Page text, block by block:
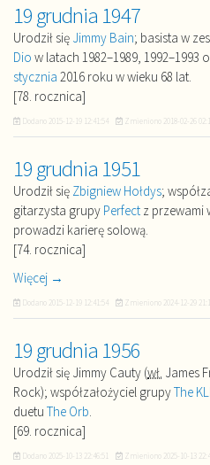
19 grudnia 1947
Urodził się Jimmy Bain; basista w
Dio w latach 1982–1989, 1992–1993
stycznia 2016 roku w wieku 68 lat.
[78. rocznica]
Dodano 2015-12-19 12:41:54 Zmieniono 2018-02-26
19 grudnia 1951
Urodził się Zbigniew Hołdys;
gitarzysta grupy Perfect z przewami
prowadzi karierę solową.
[74. rocznica]
Więcej →
Dodano 2015-12-19 12:41:54 Zmieniono 2024-12-29
19 grudnia 1956
Urodził się Jimmy Cauty (wł. James
Rock); współzałożyciel grupyThe
duetu The Orb.
[69. rocznica]
Dodano 2025-10-13 22:46:51 Zmieniono 2025-10-13